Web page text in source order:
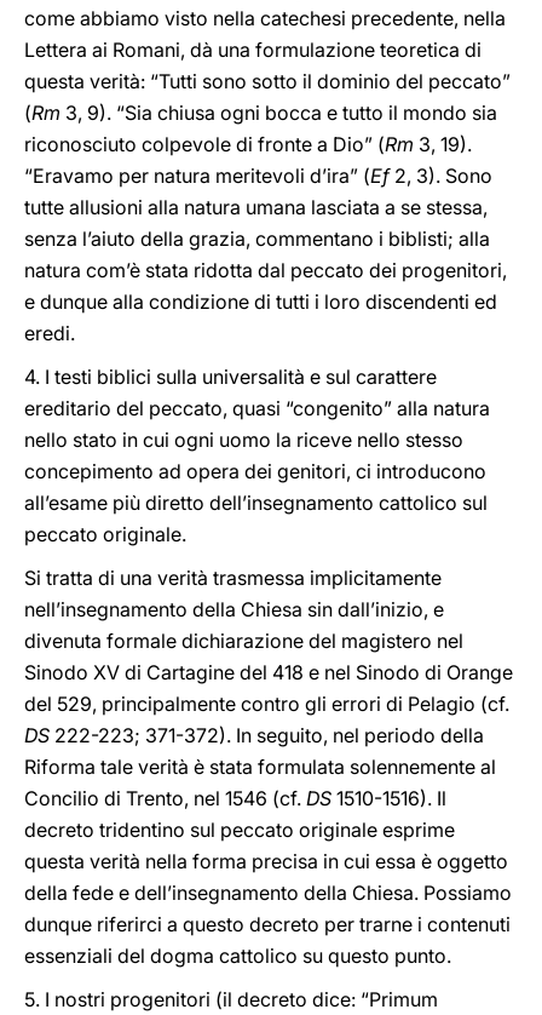
come abbiamo visto nella catechesi precedente, nella
Lettera ai Romani, dà una formulazione teoretica di
questa verità: “Tutti sono sotto il dominio del peccato”
(Rm 3, 9). “Sia chiusa ogni bocca e tutto il mondo sia
riconosciuto colpevole di fronte a Dio” (Rm 3, 19).
“Eravamo per natura meritevoli d’ira” (Ef2, 3). Sono
tutte allusioni alla natura umana lasciata a se stessa,
senza l’aiuto della grazia, commentano i biblisti; alla
natura com’è stata ridotta dal peccato dei progenitori,
e dunque alla condizione di tutti i loro discendenti ed
eredi.
4. I testi biblici sulla universalità e sul carattere
ereditario del peccato, quasi “congenito” alla natura
nello stato in cui ogni uomo la riceve nello stesso
concepimento ad opera dei genitori, ci introducono
all’esame più diretto dell’insegnamento cattolico sul
peccato originale.
Si tratta di una verità trasmessa implicitamente
nell’insegnamento della Chiesa sin dall’inizio, e
divenuta formale dichiarazione del magistero nel
Sinodo XV di Cartagine del 418 e nel Sinodo di Orange
del 529, principalmente contro gli errori di Pelagio (cf.
DS 222-223; 371-372). In seguito, nel periodo della
Riforma tale verità è stata formulata solennemente al
Concilio di Trento, nel 1546 (cf. DS 1510-1516). Il
decreto tridentino sul peccato originale esprime
questa verità nella forma precisa in cui essa è oggetto
della fede e dell’insegnamento della Chiesa. Possiamo
dunque riferirci a questo decreto per trarne i contenuti
essenziali del dogma cattolico su questo punto.
5. I nostri progenitori (il decreto dice: “Primum